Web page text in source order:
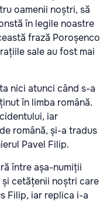
oamenii noștri, să
în legile noastre
frază Poroșenco
sale au fost mai
nici atunci când s-a
în limba română.
iar
română, și-a tradus
Pavel Filip.
între așa-numiții
cetățenii noștri care
Filip, iar replica i-a